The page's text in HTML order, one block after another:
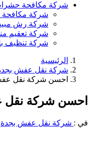
شركة مكافحة
شركة
شركة رش
شركة تعقيم
شركة تنظيف
الرئيسية
شركة نقل عفش
احسن شركة نقل
احسن شركة
في : شركة نقل عفش بجدة